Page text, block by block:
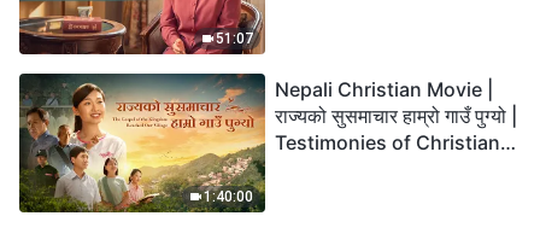
51:07
1:40:00
Nepali Christian Movie |
राज्यको सुसमाचार हाम्रो गाउँ पुग्यो |
Testimonies of Christians